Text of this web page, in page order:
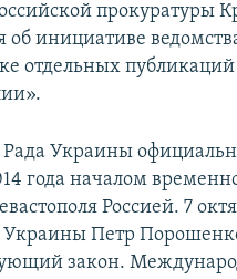
прокуратуры
об инициативе
отдельных публикаций
Украины
года началом
Россией. 7
Украины Петр
закон.